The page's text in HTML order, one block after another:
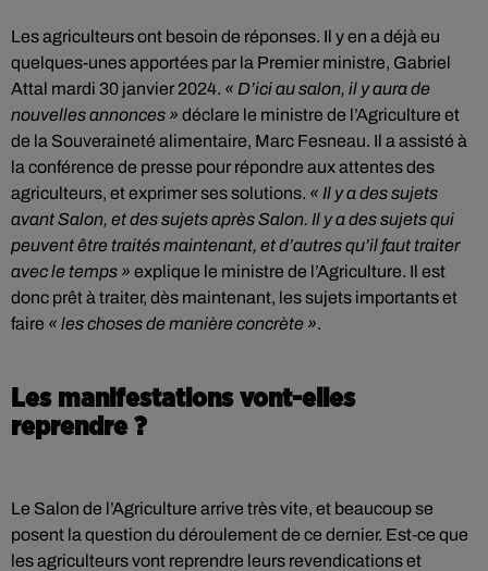
Les agriculteurs ont besoin de réponses. Il y en a déjà eu
quelques-unes apportées par la Premier ministre, Gabriel
Attal mardi 30 janvier 2024. « D’ici au salon, il y aura de
nouvelles annonces » déclare le ministre de l’Agriculture et
de la Souveraineté alimentaire, Marc Fesneau. Il a assisté à
la conférence de presse pour répondre aux attentes des
agriculteurs, et exprimer ses solutions. « Il y a des sujets
avant Salon, et des sujets après Salon. Il y a des sujets qui
peuvent être traités maintenant, et d’autres qu’il faut traiter
avec le temps » explique le ministre de l’Agriculture. Il est
donc prêt à traiter, dès maintenant, les sujets importants et
faire « les choses de manière concrète ».
Les manifestations vont-elles
reprendre ?
Le Salon de l’Agriculture arrive très vite, et beaucoup se
posent la question du déroulement de ce dernier. Est-ce que
les agriculteurs vont reprendre leurs revendications et